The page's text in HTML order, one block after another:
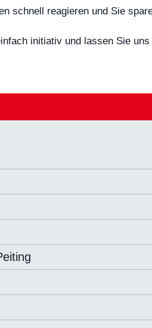
schnell reagieren und Sie
initiativ und lassen Sie